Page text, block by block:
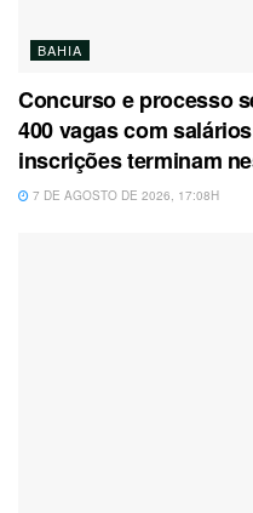
BAHIA
Concurso e processo
400 vagas com
inscrições terminam
7 DE AGOSTO DE 2026, 17:08H